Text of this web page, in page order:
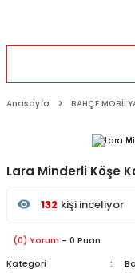
Anasayfa BAHÇE
Lara Minderli Köşe
132 kişi inceliyor
(0) Yorum - 0 Puan
Kategori